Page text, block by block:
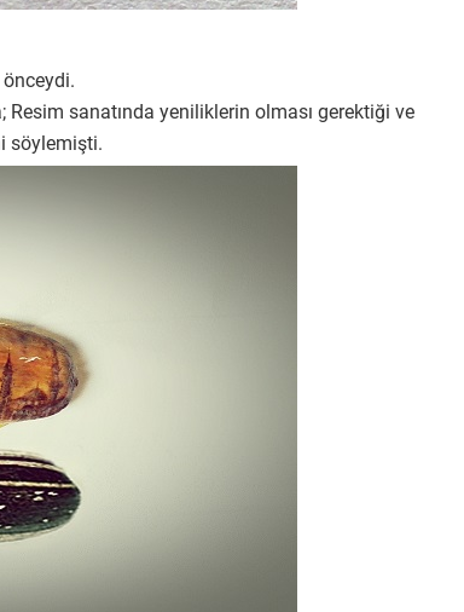
sanatında yeniliklerin olması gerektiği ve
söylemişti.